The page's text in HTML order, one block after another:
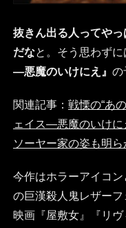
抜きん出る人ってや
だなと。そう思わずに
―悪魔のいけにえ』 の
関連記事： 戦慄の“あ
ェイス―悪魔のいけ
ソーヤー家の姿も明ら
今作はホラーアイコン
の巨漢殺人鬼レザー
映画『屋敷女』『リ